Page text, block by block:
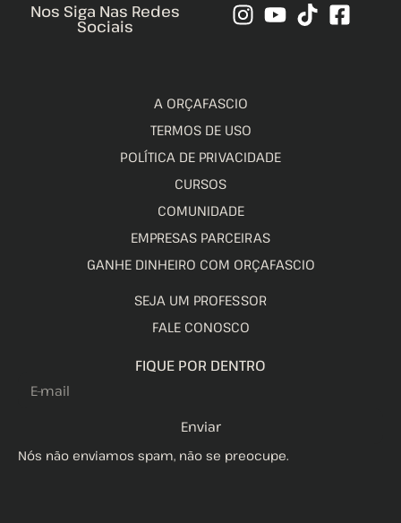
Nos Siga Nas Redes
Sociais
A ORÇAFASCIO
TERMOS DE USO
POLÍTICA DE PRIVACIDADE
CURSOS
COMUNIDADE
EMPRESAS PARCEIRAS
GANHE DINHEIRO COM ORÇAFASCIO
SEJA UM PROFESSOR
FALE CONOSCO
FIQUE POR DENTRO
Enviar
Nós não enviamos spam, não se preocupe.